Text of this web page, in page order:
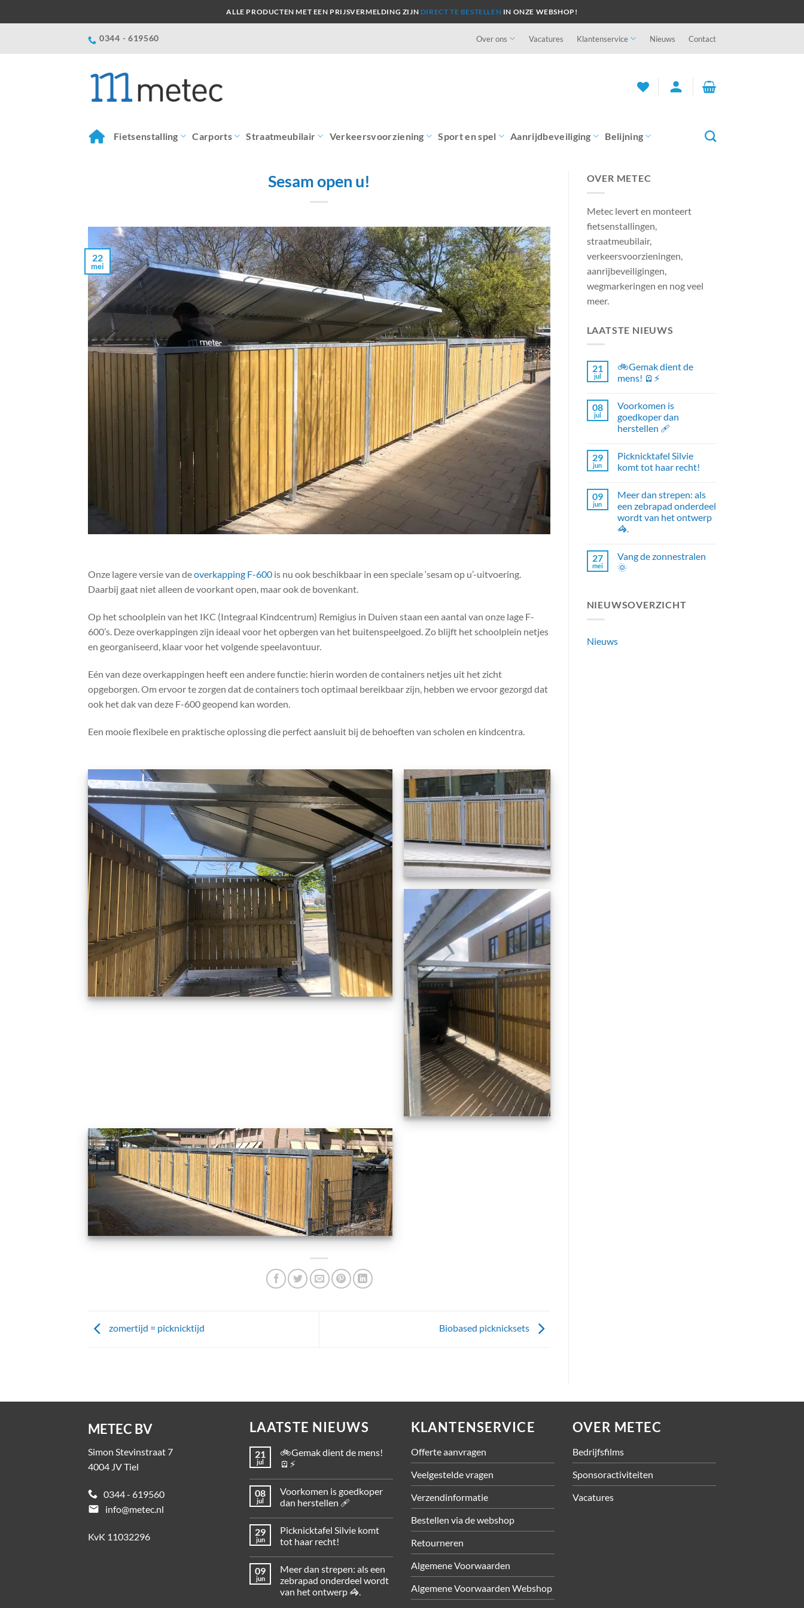
naar
ALLE PRODUCTEN MET EEN PRIJSVERMELDING ZIJN DIRECT TE BESTELLEN IN ONZE WEBSHOP!
0344 - 619560 Over ons Vacatures Klantenservice Nieuws Contact
person
Fietsenstalling Carports Straatmeubilair Verkeersvoorziening Sport en spel Aanrijdbeveiliging Belijning
Sesam open u!
22
mei
Onze lagere versie van deoverkapping F-600 is nu ook beschikbaar in een speciale ‘sesam op u’-uitvoering.
Daarbij gaat niet alleen de voorkant open, maar ook de bovenkant.
Op het schoolplein van het IKC (Integraal Kindcentrum) Remigius in Duiven staan een aantal van onze lage F-
600’s. Deze overkappingen zijn ideaal voor het opbergen van het buitenspeelgoed. Zo blijft het schoolplein netjes
en georganiseerd, klaar voor het volgende speelavontuur.
Eén van deze overkappingen heeft een andere functie: hierin worden de containers netjes uit het zicht
opgeborgen. Om ervoor te zorgen dat de containers toch optimaal bereikbaar zijn, hebben we ervoor gezorgd dat
ook het dak van deze F-600 geopend kan worden.
Een mooie flexibele en praktische oplossing die perfect aansluit bij de behoeften van scholen en kindcentra.
zomertijd = picknicktijd Biobased picknicksets
OVER METEC
Metec levert en monteert
fietsenstallingen,
straatmeubilair,
verkeersvoorzieningen,
aanrijbeveiligingen,
wegmarkeringen en nog veel
meer.
LAATSTE NIEUWS
21
jul
🚲Gemak dient de
mens! 🪫⚡
08
jul
Voorkomen is
goedkoper dan
herstellen 🩹
29
jun
Picknicktafel Silvie
komt tot haar recht!
09
jun
Meer dan strepen: als
een zebrapad onderdeel
wordt van het ontwerp
🦓.
27
mei
Vang de zonnestralen
🌞
NIEUWSOVERZICHT
Nieuws
METEC BV
Simon Stevinstraat 7
4004 JV Tiel
0344 - 619560
email
info@metec.nl
KvK 11032296
LAATSTE NIEUWS
21
jul
🚲Gemak dient de mens!
🪫⚡
08
jul
Voorkomen is goedkoper
dan herstellen 🩹
29
jun
Picknicktafel Silvie komt
tot haar recht!
09
jun
Meer dan strepen: als een
zebrapad onderdeel wordt
van het ontwerp 🦓.
KLANTENSERVICE
Offerte aanvragen
Veelgestelde vragen
Verzendinformatie
Bestellen via de webshop
Retourneren
Algemene Voorwaarden
Algemene Voorwaarden Webshop
OVER METEC
Bedrijfsfilms
Sponsoractiviteiten
Vacatures